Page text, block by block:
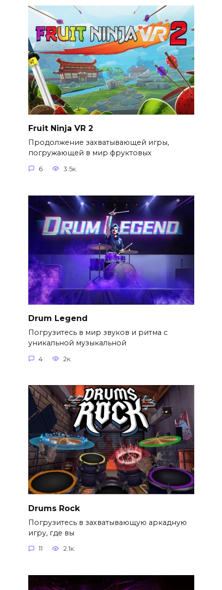
Fruit Ninja VR 2
Продолжение захватывающей игры,
погружающей в мир фруктовых
6 3.5к.
Drum Legend
Погрузитесь в мир звуков и ритма с
уникальной музыкальной
4 2к.
Drums Rock
Погрузитесь в захватывающую аркадную
игру, где вы
11 2.1к.